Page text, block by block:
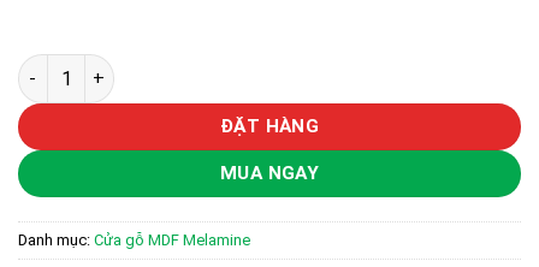
Cửa gỗ công nghiệp MDF phủ melamine KD.M1NM số lượng
ĐẶT HÀNG
MUA NGAY
Danh mục: Cửa gỗ MDF Melamine